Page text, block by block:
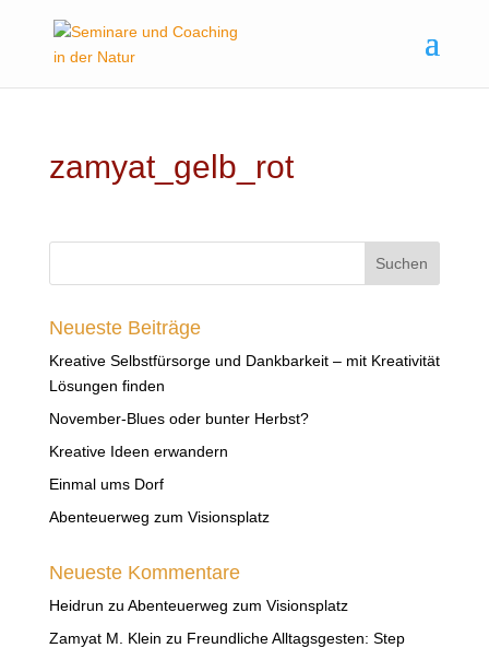
zamyat_gelb_rot
Neueste Beiträge
Kreative Selbstfürsorge und Dankbarkeit – mit Kreativität
Lösungen finden
November-Blues oder bunter Herbst?
Kreative Ideen erwandern
Einmal ums Dorf
Abenteuerweg zum Visionsplatz
Neueste Kommentare
Heidrun zu Abenteuerweg zum Visionsplatz
Zamyat M. Klein zu Freundliche Alltagsgesten: Step